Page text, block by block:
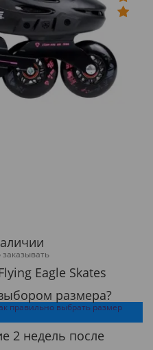
Eagle Skates
размера?
правильно выбрать размер
2 недель после